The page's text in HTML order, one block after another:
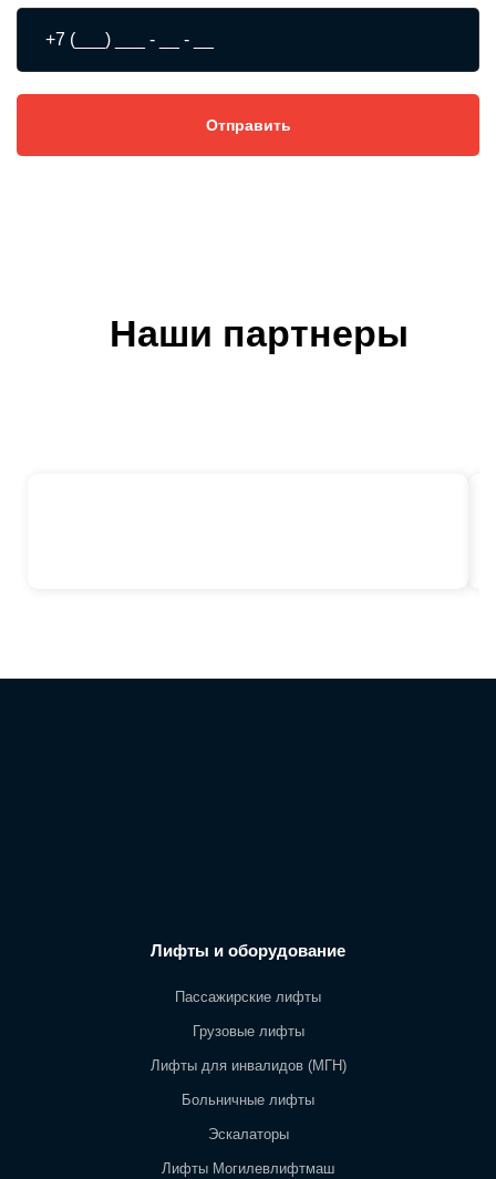
Наши партнеры
Лифты и оборудование
Пассажирские лифты
Грузовые лифты
Лифты для инвалидов (МГН)
Больничные лифты
Эскалаторы
Лифты Могилевлифтмаш